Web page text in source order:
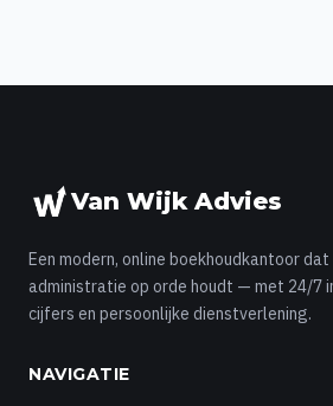
Van Wijk Advies
Een modern, online boekhoudkantoor dat
administratie op orde houdt — met 24/7
cijfers en persoonlijke dienstverlening.
NAVIGATIE